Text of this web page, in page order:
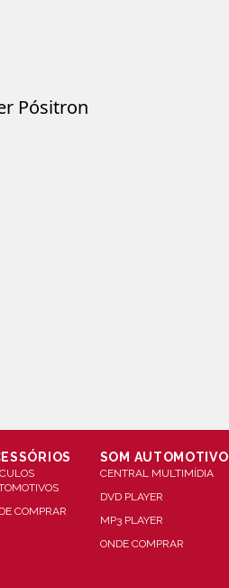
COMPRAR
SOM AUTOMOTIVO
CENTRAL MULTIMÍDIA
DVD PLAYER
MP3 PLAYER
ONDE COMPRAR